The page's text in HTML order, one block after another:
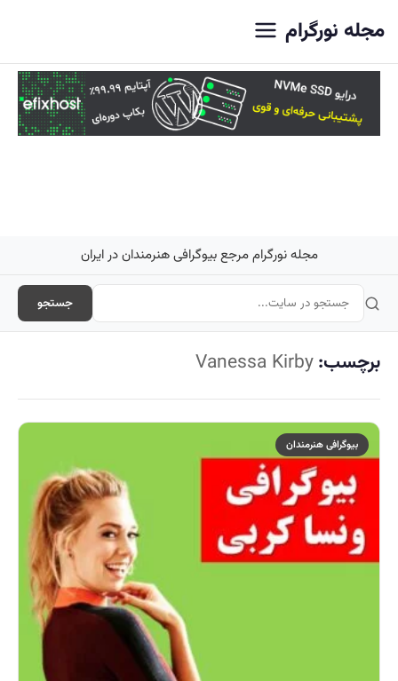
مجله نورگرام
مجله نورگرام مرجع بیوگرافی هنرمندان در ایران
جستجو
برچسب:Vanessa Kirby
بیوگرافی هنرمندان